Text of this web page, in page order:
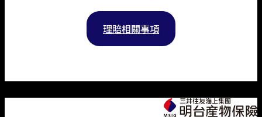
理賠相關事項